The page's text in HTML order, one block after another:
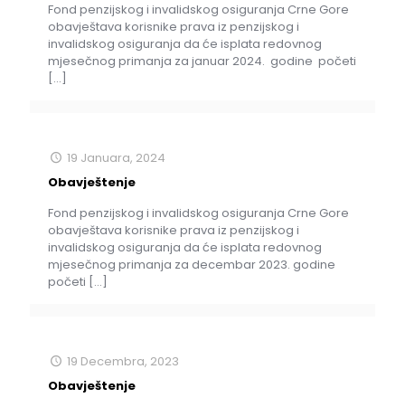
Fond penzijskog i invalidskog osiguranja Crne Gore
obavještava korisnike prava iz penzijskog i
invalidskog osiguranja da će isplata redovnog
mjesečnog primanja za januar 2024. godine početi
[…]
19 Januara, 2024
Obavještenje
Fond penzijskog i invalidskog osiguranja Crne Gore
obavještava korisnike prava iz penzijskog i
invalidskog osiguranja da će isplata redovnog
mjesečnog primanja za decembar 2023. godine
početi […]
19 Decembra, 2023
Obavještenje